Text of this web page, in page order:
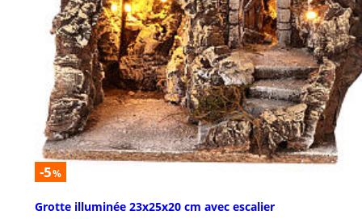
-5%
Grotte illuminée 23x25x20 cm avec escalier